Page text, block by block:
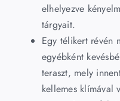
elhelyezve
tárgyait.
Egy télikert révén
egyébként
teraszt, mely
kellemes klímával